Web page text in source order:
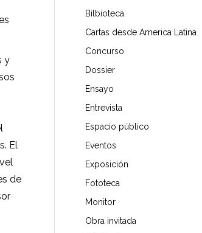
y
El
de
Bilbioteca
Cartas desde America Latina
Concurso
Dossier
Ensayo
Entrevista
Espacio público
Eventos
Exposición
Fototeca
Monitor
Obra invitada